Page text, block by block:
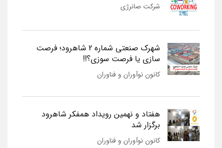
شرکت صانرژی
شهرک صنعتی شماره 2 شاهرود؛ فرصت
سازی یا فرصت سوزی؟!!
کانون نوآوران و فناوران
هفتاد و نهمین رویداد همفکر شاهرود
برگزار شد
کانون نوآوران و فناوران